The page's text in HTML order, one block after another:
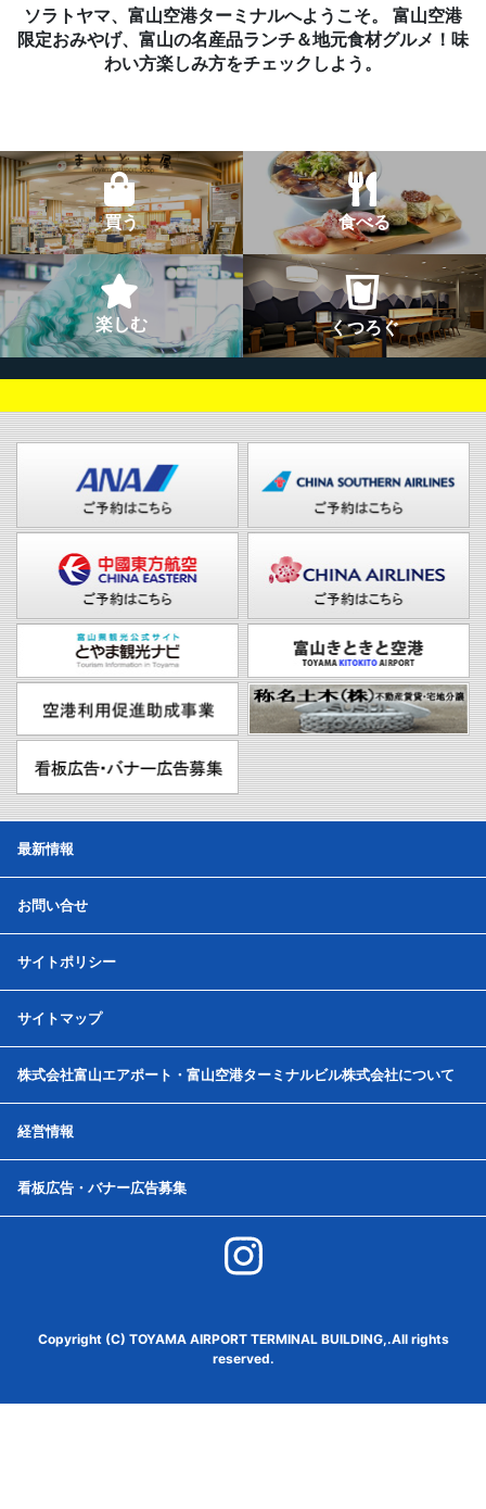
ソラトヤマ、富山空港ターミナルへようこそ。
富山空港
限定おみやげ、富山の名産品ランチ＆地元食材グルメ！味
わい方楽しみ方をチェックしよう。
買う 食べる
楽しむ くつろぐ
最新情報
お問い合せ
サイトポリシー
サイトマップ
株式会社富山エアポート・富山空港ターミナルビル株式会社について
経営情報
看板広告・バナー広告募集
Copyright (C) TOYAMA AIRPORT TERMINAL BUILDING,.All rights
reserved.